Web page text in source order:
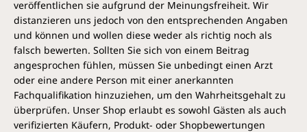
veröffentlichen sie aufgrund der Meinungsfreiheit. Wir
distanzieren uns jedoch von den entsprechenden Angaben
und können und wollen diese weder als richtig noch als
falsch bewerten. Sollten Sie sich von einem Beitrag
angesprochen fühlen, müssen Sie unbedingt einen Arzt
oder eine andere Person mit einer anerkannten
Fachqualifikation hinzuziehen, um den Wahrheitsgehalt zu
überprüfen. Unser Shop erlaubt es sowohl Gästen als auch
verifizierten Käufern, Produkt- oder Shopbewertungen